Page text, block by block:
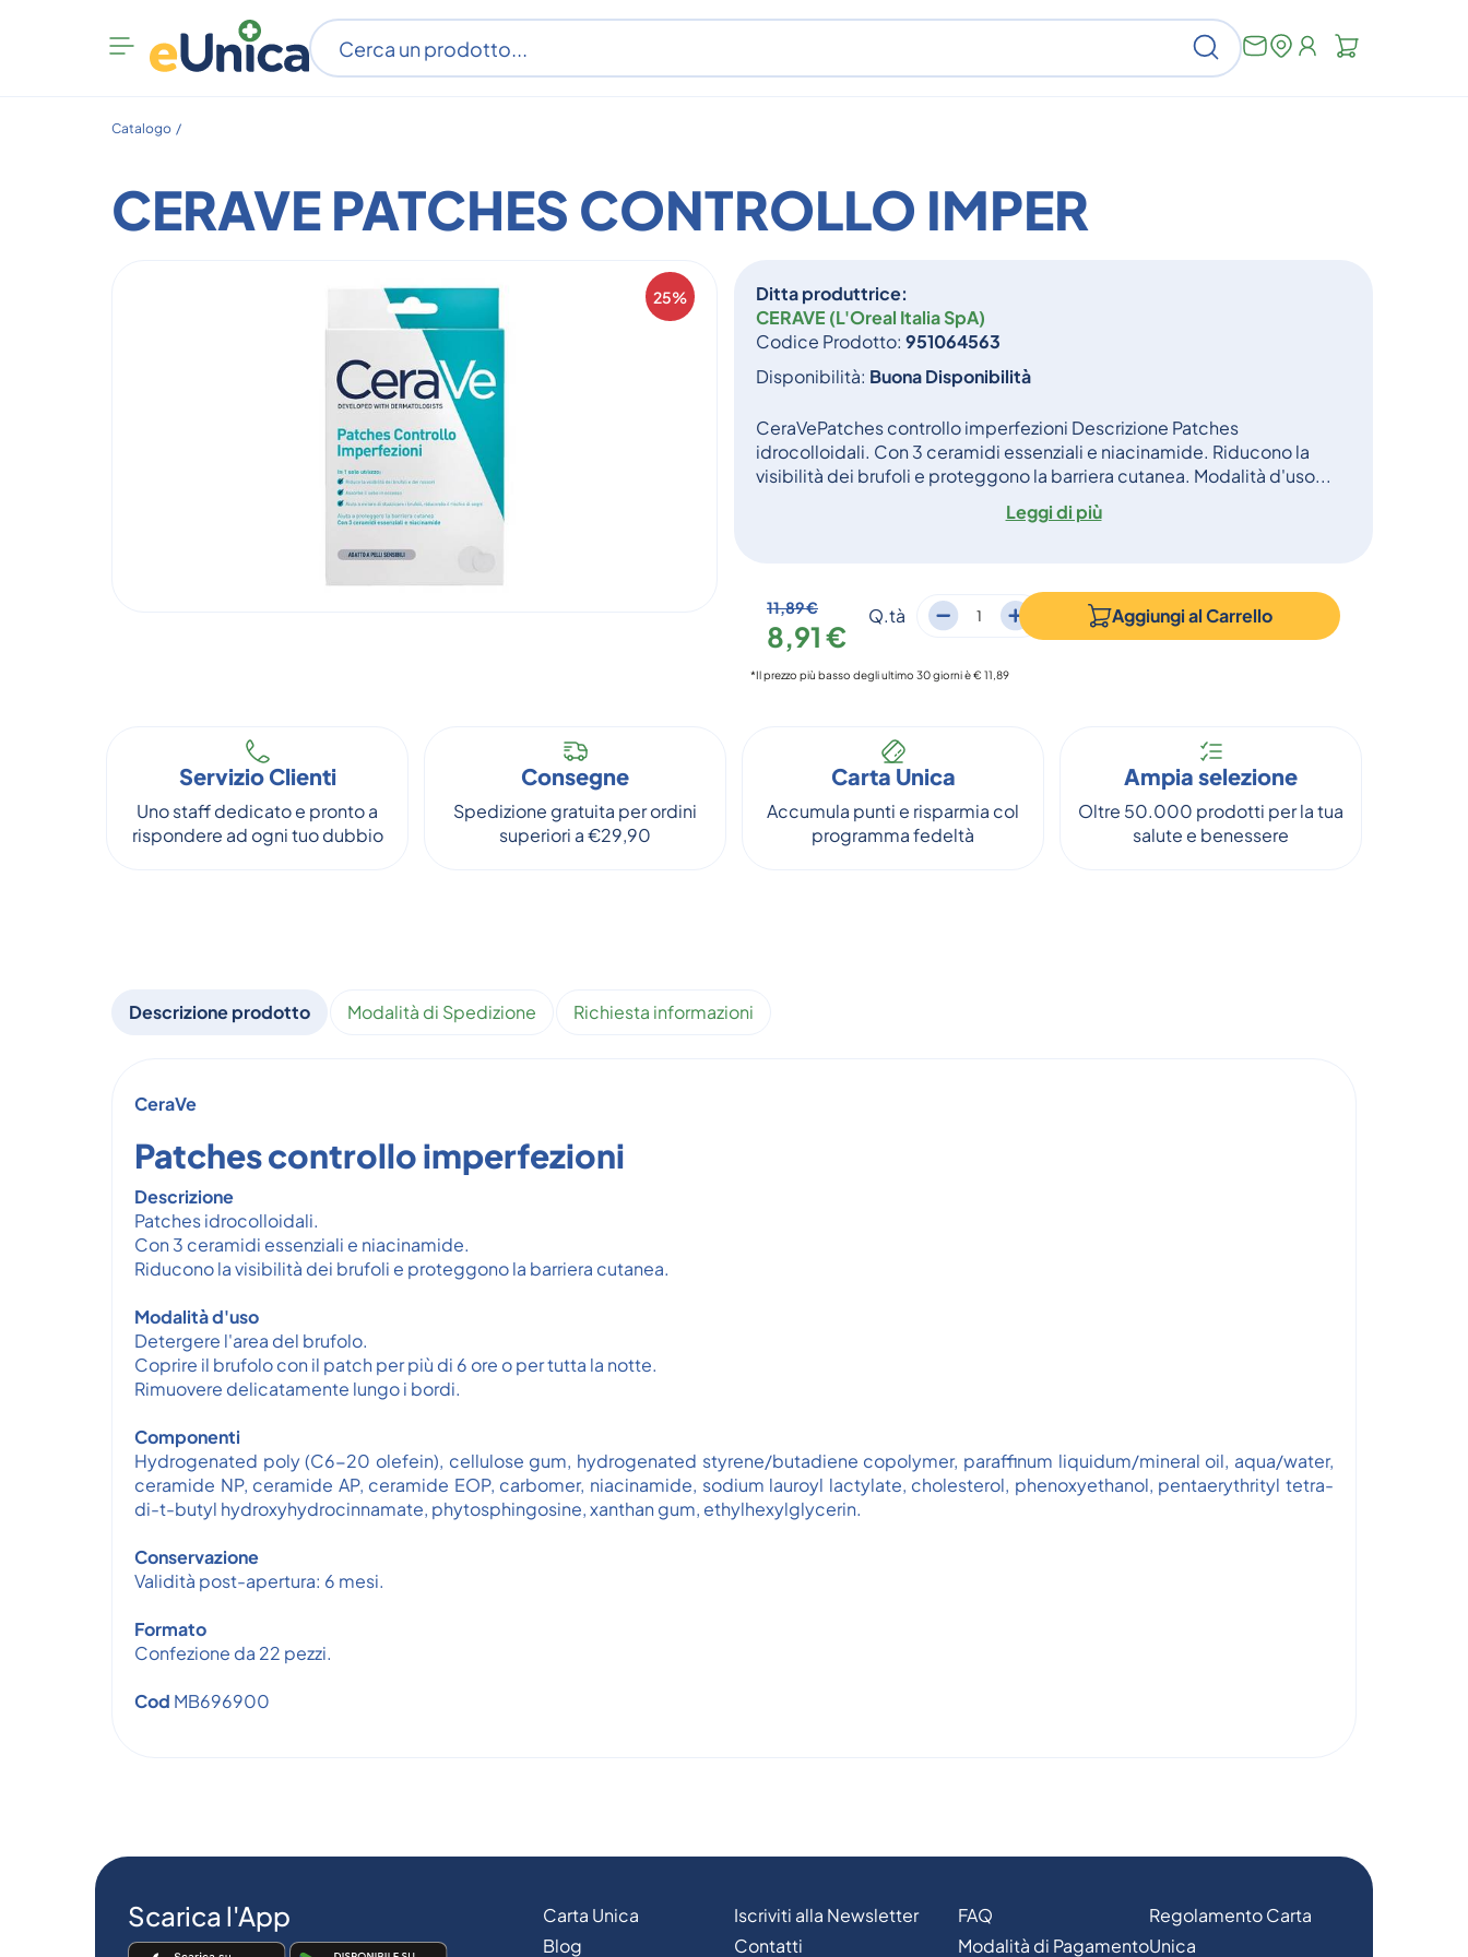
Apri
menu
Cerca
Catalogo /
CERAVE PATCHES CONTROLLO IMPER
25%
Ditta produttrice:
CERAVE (L'Oreal Italia SpA)
Codice Prodotto: 951064563
Disponibilità: Buona Disponibilità
CeraVePatches controllo imperfezioni Descrizione Patches
idrocolloidali. Con 3 ceramidi essenziali e niacinamide. Riducono la
visibilità dei brufoli e proteggono la barriera cutanea. Modalità d'uso...
Leggi di più
11,89 €
8,91 €
Q.tà Aggiungi alCarrello
*Il prezzo più basso degli ultimo 30 giorni è € 11,89
Servizio Clienti
Uno staff dedicato e pronto a
rispondere ad ogni tuo dubbio
Consegne
Spedizione gratuita per ordini
superiori a €29,90
Carta Unica
Accumula punti e risparmia col
programma fedeltà
Ampia selezione
Oltre 50.000 prodotti per la tua
salute e benessere
Descrizione prodotto Modalità di Spedizione Richiesta informazioni
CeraVe
Patches controllo imperfezioni
Descrizione
Patches idrocolloidali.
Con 3 ceramidi essenziali e niacinamide.
Riducono la visibilità dei brufoli e proteggono la barriera cutanea.
Modalità d'uso
Detergere l'area del brufolo.
Coprire il brufolo con il patch per più di 6 ore o per tutta la notte.
Rimuovere delicatamente lungo i bordi.
Componenti
Hydrogenated poly (C6-20 olefein), cellulose gum, hydrogenated styrene/butadiene copolymer, paraffinum liquidum/mineral oil, aqua/water,
ceramide NP, ceramide AP, ceramide EOP, carbomer, niacinamide, sodium lauroyl lactylate, cholesterol, phenoxyethanol, pentaerythrityl tetra-
di-t-butyl hydroxyhydrocinnamate, phytosphingosine, xanthan gum, ethylhexylglycerin.
Conservazione
Validità post-apertura: 6 mesi.
Formato
Confezione da 22 pezzi.
Cod MB696900
Scarica l'App
Carta Unica
Blog
Iscriviti alla Newsletter
Contatti
FAQ
Modalità di Pagamento
Regolamento Carta
Unica